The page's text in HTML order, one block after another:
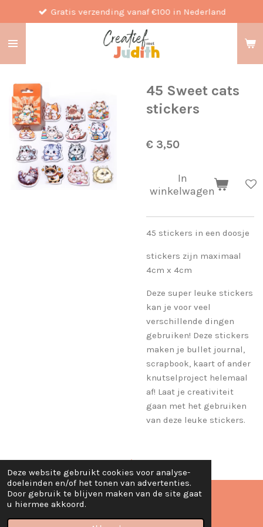
Deze website gebruikt cookies voor analyse-
doeleinden en/of het tonen van advertenties.
Door gebruik te blijven maken van de site gaat
u hiermee akkoord.
direct
naar
Gratis verzending vanaf €100 in Nederland
45 Sweet cats
stickers
€ 3,50
In
winkelwagen
45 stickers in een doosje
stickers zijn maximaal
4cm x 4cm
Deze super leuke stickers
kan je voor veel
verschillende dingen
gebruiken! Deze stickers
maken je bullet journal,
scrapbook, kaart of ander
knutselproject helemaal
af! Laat je creativiteit
gaan met het gebruiken
van deze leuke stickers.
TOP
© 2020 - 2024 Creatief met Judith